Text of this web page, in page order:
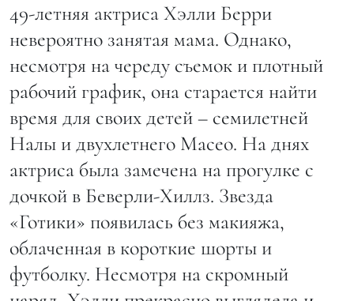
49-летняя актриса Хэлли Берри
невероятно занятая мама. Однако,
несмотря на череду съемок и плотный
рабочий график, она старается найти
время для своих детей – семилетней
Налы и двухлетнего Масео. На днях
актриса была замечена на прогулке с
дочкой в Беверли-Хиллз. Звезда
«Готики» появилась без макияжа,
облаченная в короткие шорты и
футболку. Несмотря на скромный